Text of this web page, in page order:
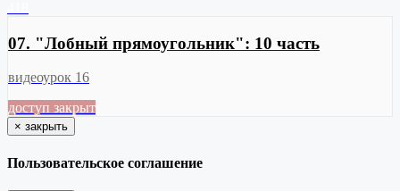
07. "Лобный прямоугольник": 10 часть
видеоурок 16
доступ закрыт
× закрыть
Пользовательское соглашение